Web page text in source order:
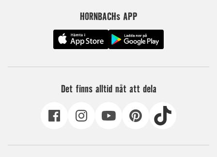
HORNBACHs APP
Det finns alltid nåt att dela